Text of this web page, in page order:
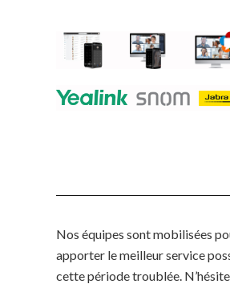
Nos équipes sont mobilisées
apporter le meilleur service
cette période troublée.